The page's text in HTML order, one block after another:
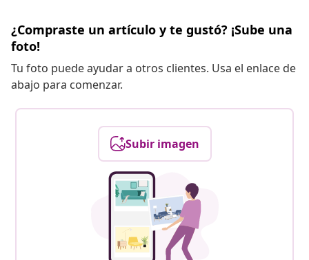
¿Compraste un artículo y te gustó? ¡Sube una
foto!
Tu foto puede ayudar a otros clientes. Usa el enlace de
abajo para comenzar.
Subir imagen